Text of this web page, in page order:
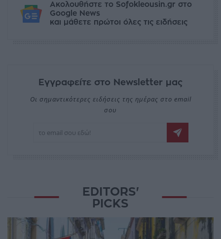
Ακολουθήστε το Sofokleousin.gr στο
Google News
και μάθετε πρώτοι όλες τις ειδήσεις
Εγγραφείτε στο Newsletter μας
Οι σημαντικότερες ειδήσεις της ημέρας στο email
σου
EDITORS'
PICKS